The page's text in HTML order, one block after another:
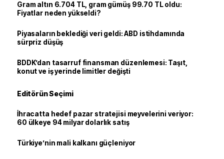
Gram altın 6.704 TL, gram gümüş 99.70 TL oldu:
Fiyatlar neden yükseldi?
Piyasaların beklediği veri geldi: ABD istihdamında
sürpriz düşüş
BDDK’dan tasarruf finansman düzenlemesi: Taşıt,
konut ve iş yerinde limitler değişti
Editörün Seçimi
İhracatta hedef pazar stratejisi meyvelerini veriyor:
60 ülkeye 94 milyar dolarlık satış
Türkiye’nin mali kalkanı güçleniyor